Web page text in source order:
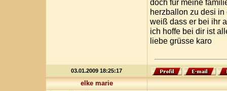
doch für meine
herzballon zu desi
weiß dass er bei ihr
ich hoffe bei dir ist
liebe grüsse karo
03.01.2009 18:25:17
elke marie